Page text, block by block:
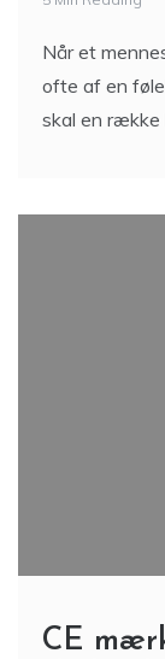
Når et
ofte af en
skal en
CE